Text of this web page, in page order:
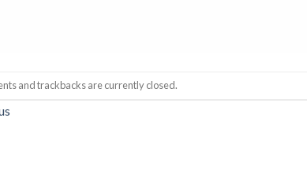
and trackbacks are currently closed.